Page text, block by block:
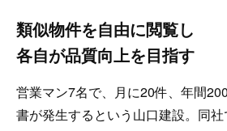
類似物件を自由に閲覧し
各自が品質向上を目指す
営業マン7名で、月に20件、年間
書が発生するという山口建設。同